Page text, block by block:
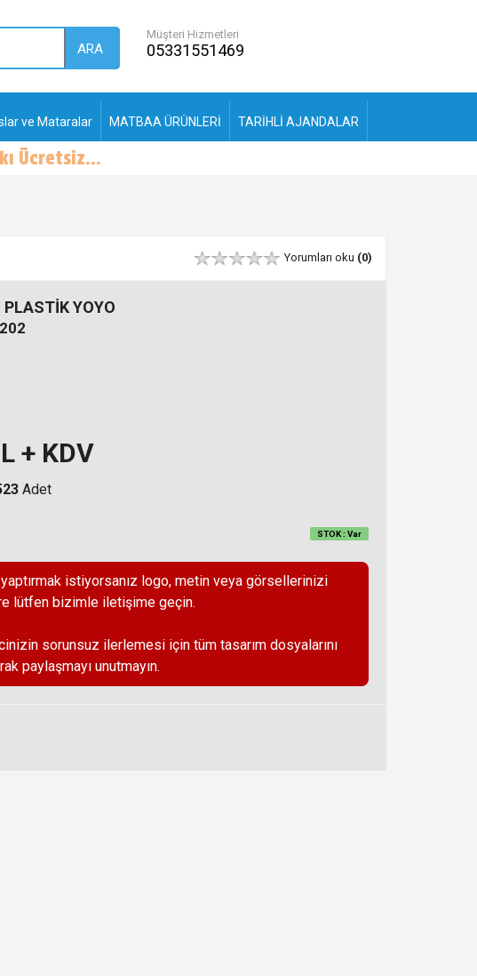
ARA
Müşteri Hizmetleri
05331551469
ve Mataralar MATBAA ÜRÜNLERİ TARİHLİ AJANDALAR
Yorumları oku (0)
YOYO
+ KDV
Adet
STOK : Var
yaptırmak istiyorsanız logo, metin veya görsellerinizi
lütfen bizimle iletişime geçin.
sorunsuz ilerlemesi için tüm tasarım dosyalarını
paylaşmayı unutmayın.